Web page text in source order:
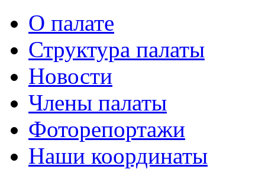
О палате
Структура палаты
Новости
Члены палаты
Фоторепортажи
Наши координаты